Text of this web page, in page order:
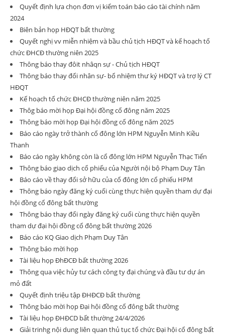
Quyết định lựa chọn đơn vị kiểm toán báo cáo tài chính năm
2024
Biên bản họp HĐQT bất thường
Quyết nghị vv miễn nhiệm và bầu chủ tịch HĐQT và kế hoạch tổ
chức ĐHCĐ thường niên 2025
Thông báo thay đôit nhâqn sự - Chủ tịch HĐQT
Thông báo thay đổi nhân sự- bổ nhiệm thư ký HĐQT và trợ lý CT
HĐQT
Kế hoạch tổ chức ĐHCĐ thường niên năm 2025
Thôg báo mời họp Đại hội đồng cổ đông năm 2025
Thông báo mời họp Đại hội đồng cổ đông năm 2025
Báo cáo ngày trở thành cổ đông lớn HPM Nguyễn Minh Kiều
Thanh
Báo cáo ngày không còn là cổ đông lớn HPM Nguyễn Thạc Tiến
Thông báo giao dịch cổ phiếu của Người nội bộ Phạm Duy Tân
Báo cáo về thay đổi sở hữu của cổ đông lớn cổ phiếu HPM
Thông báo ngày đăng ký cuối cùng thực hiện quyền tham dự đại
hội đồng cổ đông bất thường
Thông báo thay đổi ngày đăng ký cuối cùng thực hiện quyền
tham dự đại hội đồng cổ đông bất thường 2026
Báo cáo KQ Giao dịch Phạm Duy Tân
Thông báo mời họp
Tài liệu họp ĐhĐCĐ bất thường 2026
Thông qua việc hủy tư cách công ty đại chúng và đầu tư dự án
mỏ đất
Quyết định triệu tập ĐHĐCĐ bất thường
Thông báo mời họp Đại hội đồng cổ đông bất thường
Tài liệu họp ĐHĐCD bất thường 24/4/2026
Giải trinhg nội dung liên quan thủ tục tổ chức Đại hội cổ đông bất